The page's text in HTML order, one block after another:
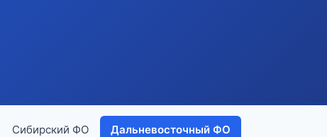
Сибирский ФО Дальневосточный ФО